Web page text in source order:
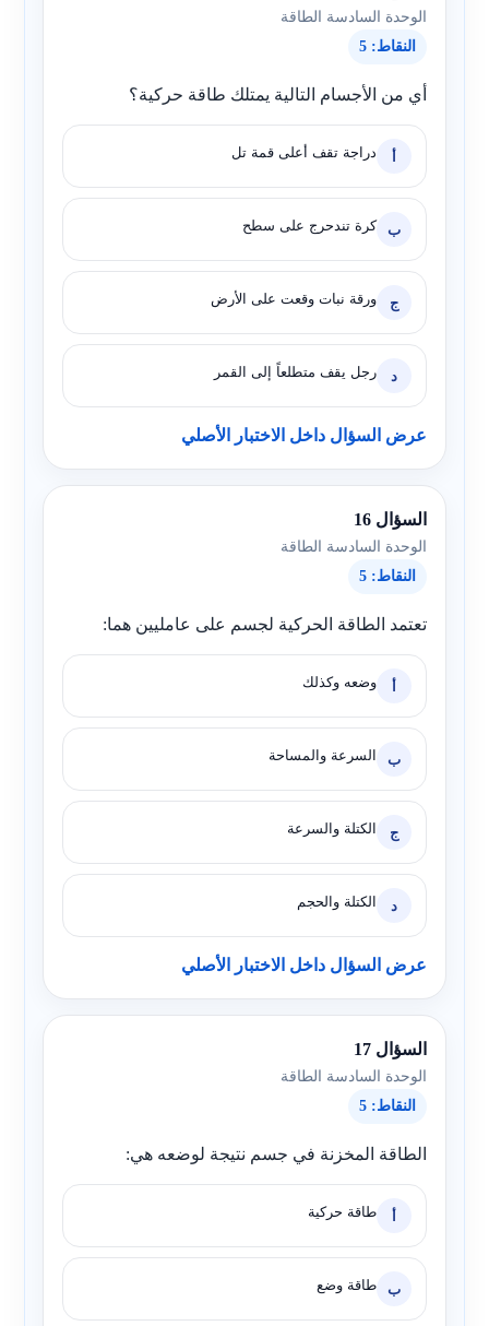
الوحدة السادسة الطاقة
النقاط: 5
أي من الأجسام التالية يمتلك طاقة حركية؟
أ دراجة تقف أعلى قمة تل
ب كرة تندحرج على سطح
ج ورقة نبات وقعت على الأرض
د رجل يقف متطلعاً إلى القمر
عرض السؤال داخل الاختبار الأصلي
السؤال 16
الوحدة السادسة الطاقة
النقاط: 5
تعتمد الطاقة الحركية لجسم على عامليين هما:
أ وضعه وكذلك
ب السرعة والمساحة
ج الكتلة والسرعة
د الكتلة والحجم
عرض السؤال داخل الاختبار الأصلي
السؤال 17
الوحدة السادسة الطاقة
النقاط: 5
الطاقة المخزنة في جسم نتيجة لوضعه هي:
أ طاقة حركية
ب طاقة وضع